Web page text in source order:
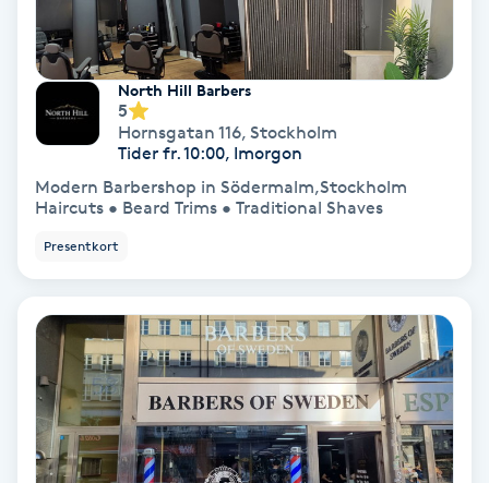
Klippning
Klippning & Slingor
Klippning ungdom
Koppningsmassage
Kosmetisk tatuering
Kostrådgivning
Kroppsinpackning
Kroppspeeling
North Hill Barbers
5
Hornsgatan 116, Stockholm
Tider fr. 10:00, Imorgon
Modern Barbershop in Södermalm,Stockholm
Haircuts • Beard Trims • Traditional Shaves
Presentkort